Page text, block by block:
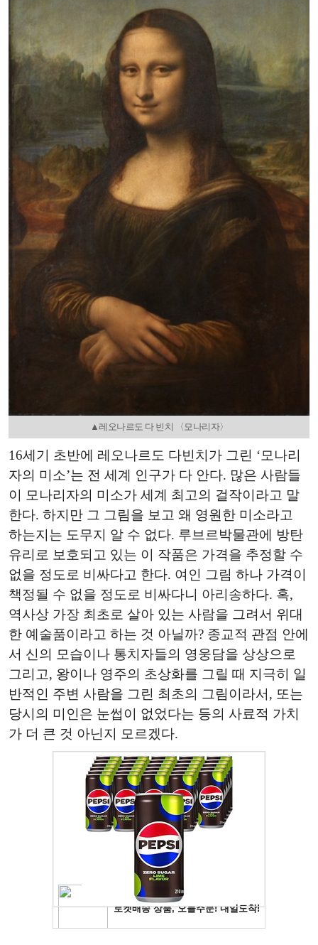
▲레오나르도 다 빈치 〈모나리자〉
16세기 초반에 레오나르도 다빈치가 그린 ‘모나리
자의 미소’는 전 세계 인구가 다 안다. 많은 사람들
이 모나리자의 미소가 세계 최고의 걸작이라고 말
한다. 하지만 그 그림을 보고 왜 영원한 미소라고
하는지는 도무지 알 수 없다. 루브르박물관에 방탄
유리로 보호되고 있는 이 작품은 가격을 추정할 수
없을 정도로 비싸다고 한다. 여인 그림 하나 가격이
책정될 수 없을 정도로 비싸다니 아리송하다. 혹,
역사상 가장 최초로 살아 있는 사람을 그려서 위대
한 예술품이라고 하는 것 아닐까? 종교적 관점 안에
서 신의 모습이나 통치자들의 영웅담을 상상으로
그리고, 왕이나 영주의 초상화를 그릴 때 지극히 일
반적인 주변 사람을 그린 최초의 그림이라서, 또는
당시의 미인은 눈썹이 없었다는 등의 사료적 가치
가 더 큰 것 아닌지 모르겠다.